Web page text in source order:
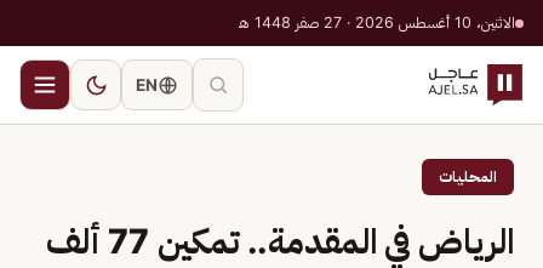
الاثنين، 10 أغسطس 2026 · 27 صفر 1448 هـ
EN
المحليات
الرياض في المقدمة.. تمكين 77 ألف